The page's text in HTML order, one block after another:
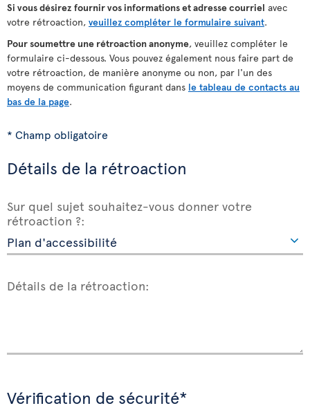
Si vous désirez fournir vos informations et adresse courriel avec
votre rétroaction, veuillez compléter le formulaire suivant.
Pour soumettre une rétroaction anonyme, veuillez compléter le
formulaire ci-dessous. Vous pouvez également nous faire part de
votre rétroaction, de manière anonyme ou non, par l'un des
moyens de communication figurant dans le tableau de contacts au
bas de la page.
* Champ obligatoire
Détails de la rétroaction
Sur quel sujet souhaitez-vous donner votre
rétroaction ?:
Détails de la rétroaction:
Vérification de sécurité*